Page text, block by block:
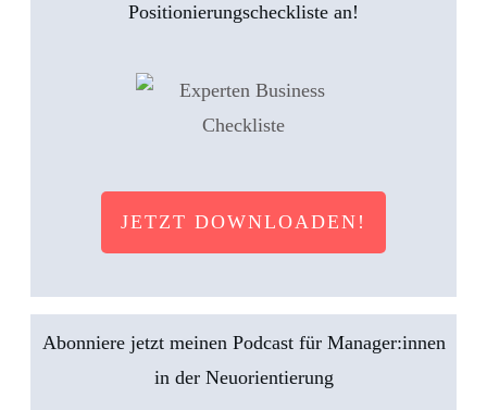
Positionierungscheckliste an!
JETZT DOWNLOADEN!
Abonniere jetzt meinen Podcast für Manager:innen
in der Neuorientierung